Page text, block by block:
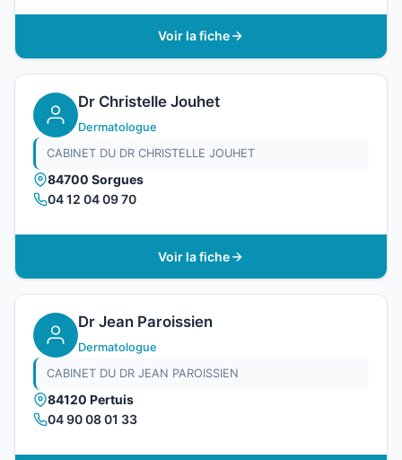
Voir la fiche
Dr Christelle Jouhet
Dermatologue
CABINET DU DR CHRISTELLE JOUHET
84700 Sorgues
04 12 04 09 70
Voir la fiche
Dr Jean Paroissien
Dermatologue
CABINET DU DR JEAN PAROISSIEN
84120 Pertuis
04 90 08 01 33